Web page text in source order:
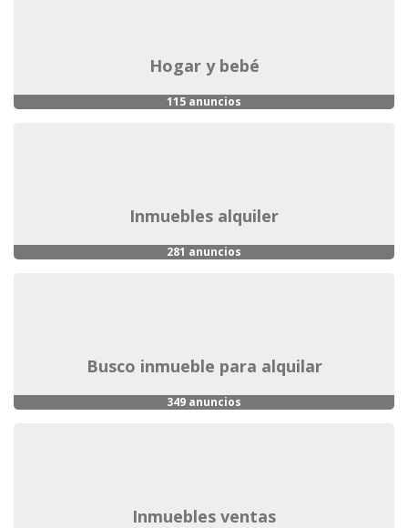
hogar y bebé
115 anuncios
inmuebles alquiler
281 anuncios
busco inmueble para alquilar
349 anuncios
inmuebles ventas